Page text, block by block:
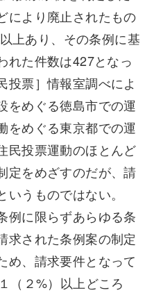
により廃止されたもの
上あり、その条例に基
れた件数は427となっ
投票］情報室調べによ
をめぐる徳島市での運
をめぐる東京都での運
民投票運動のほとんど
定をめざすのだが、請
うものではない。
例に限らずあらゆる条
求された条例案の制定
め、請求要件となって
（２%）以上どころ